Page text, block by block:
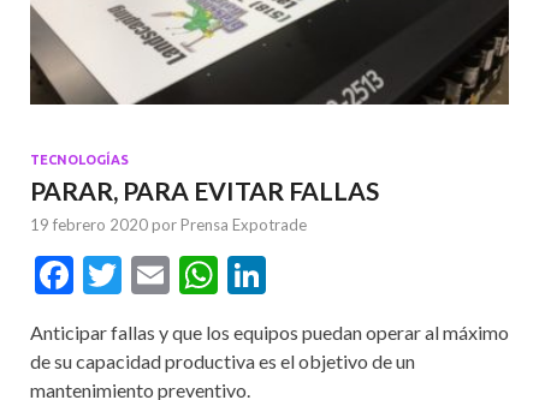
TECNOLOGÍAS
PARAR, PARA EVITAR FALLAS
19 febrero 2020 por Prensa Expotrade
F
e
b
T
itt
er
E
ai
l
W
at
s
ke
Anticipar fallas y que los equipos puedan operar al máximo
de su capacidad productiva es el objetivo de un
mantenimiento preventivo.